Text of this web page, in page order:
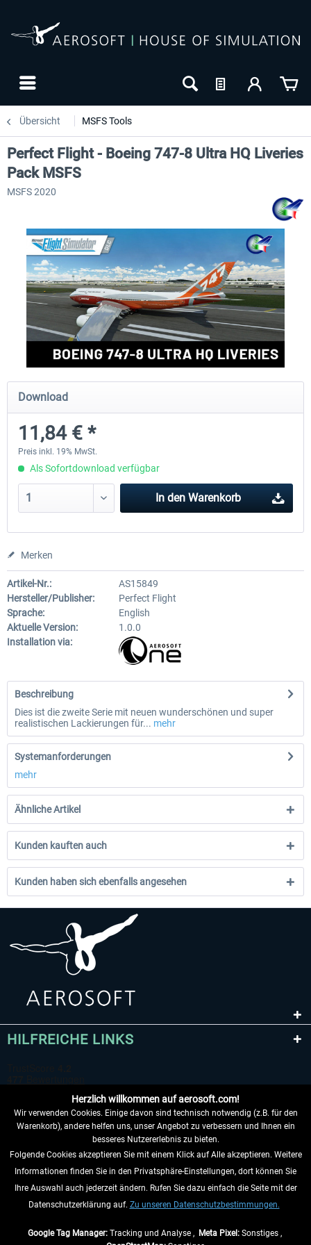
Übersicht MSFS Tools
rkApps - FSRealistic Pro MSFS Aerosoft Tool Simple
Perfect Flight - Boeing 747-8 Ultra HQ Liveries
Pack MSFS
MSFS 2020
Download
11,84 € *
Preis inkl. 19% MwSt.
Als Sofortdownload verfügbar
In den Warenkorb
Merken
Artikel-Nr.:
AS15849
Hersteller/Publisher:
Perfect Flight
Sprache:
English
Aktuelle Version:
1.0.0
Installation via:
Beschreibung
Dies ist die zweite Serie mit neuen wunderschönen und super
realistischen Lackierungen für... mehr
Systemanforderungen
mehr
Ähnliche Artikel
Kunden kauften auch
Kunden haben sich ebenfalls angesehen
HILFREICHE LINKS
VERTRAG WIDERRUFEN
INFORMATIONEN
Herzlich willkommen auf aerosoft.com!
Wir verwenden Cookies. Einige davon sind technisch notwendig (z.B. für den
Warenkorb), andere helfen uns, unser Angebot zu verbessern und Ihnen ein
besseres Nutzererlebnis zu bieten.
Folgende Cookies akzeptieren Sie mit einem Klick auf Alle akzeptieren. Weitere
Informationen finden Sie in den Privatsphäre-Einstellungen, dort können Sie
Ihre Auswahl auch jederzeit ändern. Rufen Sie dazu einfach die Seite mit der
Datenschutzerklärung auf. Zu unseren Datenschutzbestimmungen.
Google Tag Manager:Tracking und Analyse , Meta Pixel:Sonstiges ,